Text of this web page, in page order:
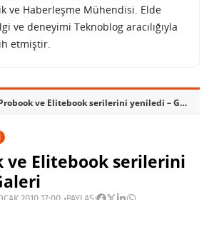
ve Haberleşme Mühendisi. Elde
ve deneyimi Teknoblog aracılığıyla
etmiştir.
HP Probook ve Elitebook serilerini yeniledi – Galeri
ve Elitebook serilerini
2010 17:00 PAYLAŞ: